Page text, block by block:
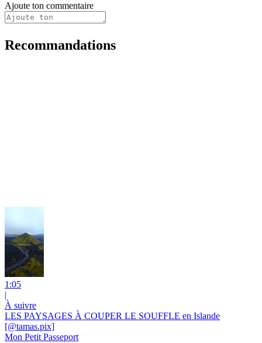
Ajoute ton commentaire
Recommandations
1:05
|
À suivre
LES PAYSAGES À COUPER LE SOUFFLE en Islande
[@tamas.pix]
Mon Petit Passeport